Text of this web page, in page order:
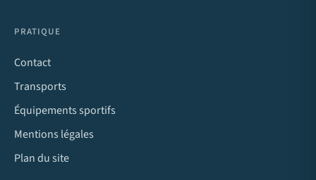
PRATIQUE
Contact
Transports
Équipements sportifs
Mentions légales
Plan du site